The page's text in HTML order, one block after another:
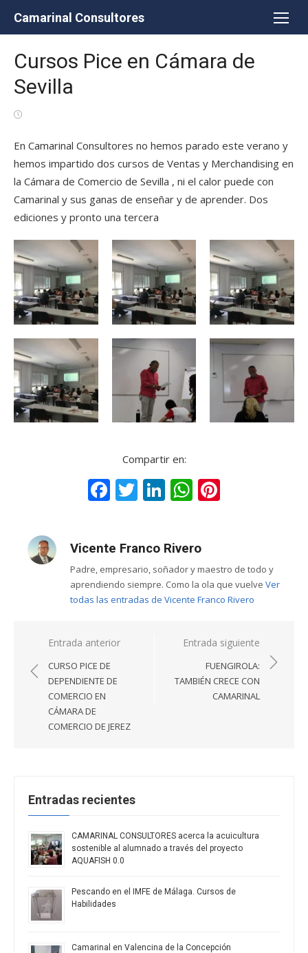
Camarinal Consultores
Cursos Pice en Cámara de
Sevilla
Publicada
En Camarinal Consultores no hemos parado este verano y
hemos impartido dos cursos de Ventas y Merchandising en
la Cámara de Comercio de Sevilla , ni el calor puede con
Camarinal y sus ganas de enseñar y de aprender. Dos
ediciones y pronto una tercera
Compartir en:
Facebook
Twitter
LinkedIn
WhatsApp
Vicente Franco Rivero
Padre, empresario, soñador y maestro de todo y
aprendiendo siempre. Como la ola que vuelve Ver
todas las entradas de Vicente Franco Rivero
Navegación
de
entradas
Entrada anterior
CURSO PICE DE
DEPENDIENTE DE
COMERCIO EN
CÁMARA DE
COMERCIO DE JEREZ
Entrada siguiente
FUENGIROLA:
TAMBIÉN CRECE CON
CAMARINAL
Entradas recientes
CAMARINAL CONSULTORES acerca la acuicultura
sostenible al alumnado a través del proyecto
AQUAFISH 0.0
Pescando en el IMFE de Málaga. Cursos de
Habilidades
Camarinal en Valencina de la Concepción